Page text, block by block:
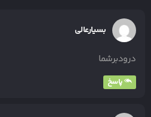
بسیارعالی
درودبرشما
پاسخ